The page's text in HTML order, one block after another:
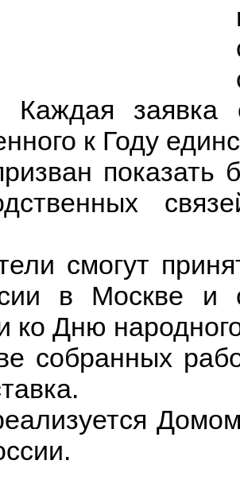
Каждая заявка
к Году
показать
смогут
в Москве и
ко Дню
собранных